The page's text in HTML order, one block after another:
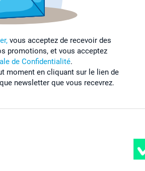
vous acceptez de recevoir des
promotions, et vous acceptez
de Confidentialité.
moment en cliquant sur le lien de
newsletter que vous recevrez.